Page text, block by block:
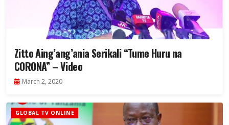
Zitto Aing’ang’ania Serikali “Tume Huru na
CORONA” – Video
March 2, 2020
GLOBAL TV ONLINE